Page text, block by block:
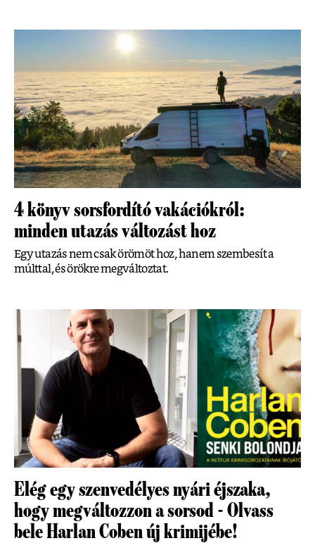
4 könyv sorsfordító vakációkról:
minden utazás változást hoz
Egy utazás nem csak örömöt hoz, hanem szembesít a
múlttal, és örökre megváltoztat.
Elég egy szenvedélyes nyári éjszaka,
hogy megváltozzon a sorsod - Olvass
bele Harlan Coben új krimijébe!